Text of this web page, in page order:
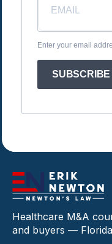
Enter your email
SUBSCRIBE
Healthcare M&A
and buyers —